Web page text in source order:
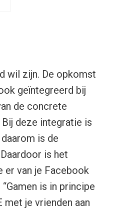
wil zijn. De opkomst
geïntegreerd bij
de concrete
Bij deze integratie is
is de
is het
er van je Facebook
is in principe
je vrienden aan